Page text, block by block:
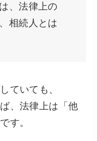
、法律上の
相続人とは
ていても、
、法律上は「他
す。